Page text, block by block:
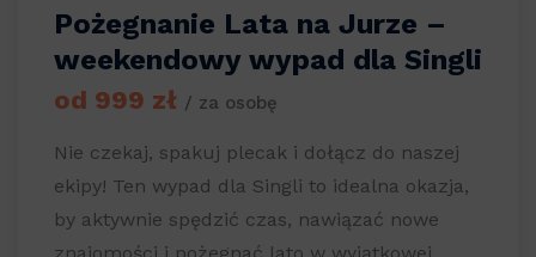
Pożegnanie Lata na Jurze –
weekendowy wypad dla Singli
od 999 zł / za osobę
Nie czekaj, spakuj plecak i dołącz do naszej
ekipy! Ten wypad dla Singli to idealna okazja,
by aktywnie spędzić czas, nawiązać nowe